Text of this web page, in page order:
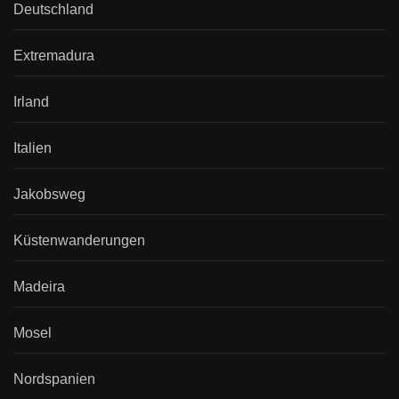
Deutschland
Extremadura
Irland
Italien
Jakobsweg
Küstenwanderungen
Madeira
Mosel
Nordspanien